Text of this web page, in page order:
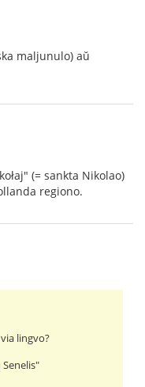
maljunulo) aŭ
(= sankta Nikolao)
regiono.
lingvo?